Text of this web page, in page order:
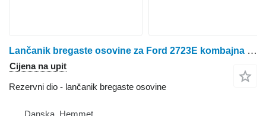
Lančanik bregaste osovine za Ford 2723E kombajna za žito
Cijena na upit
Rezervni dio - lančanik bregaste osovine